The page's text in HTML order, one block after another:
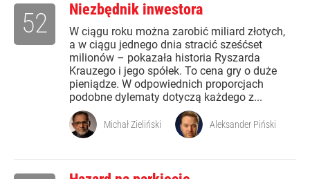
Niezbędnik inwestora
W ciągu roku można zarobić miliard złotych,
a w ciągu jednego dnia stracić sześćset
milionów – pokazała historia Ryszarda
Krauzego i jego spółek. To cena gry o duże
pieniądze. W odpowiednich proporcjach
podobne dylematy dotyczą każdego z...
52
Michał Zieliński Aleksander Piński